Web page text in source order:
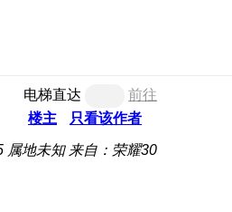
电梯直达
前往
楼主
只看该作者
属地未知 来自：荣耀30